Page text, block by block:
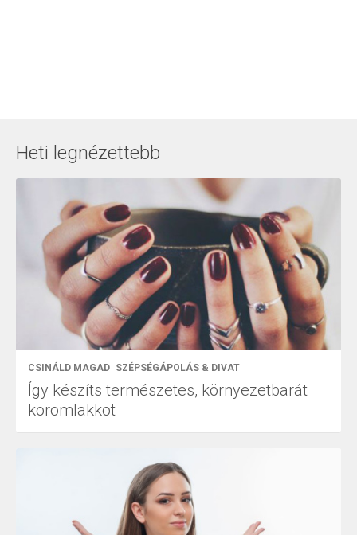
Heti legnézettebb
CSINÁLD MAGAD SZÉPSÉGÁPOLÁS & DIVAT
Így készíts természetes, környezetbarát
körömlakkot